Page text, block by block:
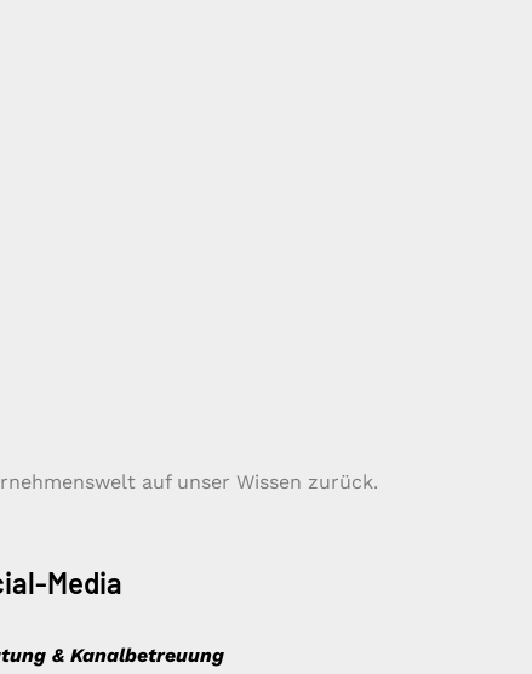
auf unser Wissen zurück.
Media
& Kanalbetreuung